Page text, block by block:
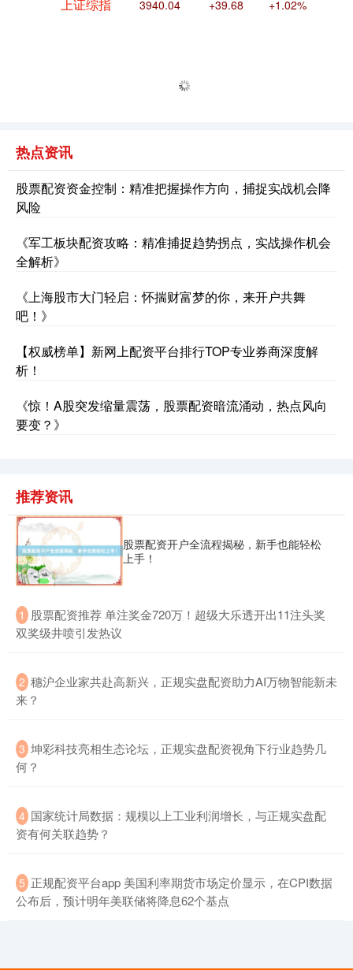
上证综指
深证成指 14311.01 +200.89 +1.42%
沪深300 4694.44 +43.13 +0.93%
北证50
基金指数
热点资讯
股票配资资金控制：精准把握操作方向，捕捉实战机会降
风险
《军工板块配资攻略：精准捕捉趋势拐点，实战操作机会
全解析》
《上海股市大门轻启：怀揣财富梦的你，来开户共舞
吧！》
【权威榜单】新网上配资平台排行TOP专业券商深度解
析！
《惊！A股突发缩量震荡，股票配资暗流涌动，热点风向
要变？》
推荐资讯
股票配资开户全流程揭秘，新手也能轻松
上手！
1 ​股票配资推荐 单注奖金720万！超级大乐透开出11注头奖
双奖级井喷引发热议
2 ​穗沪企业家共赴高新兴，正规实盘配资助力AI万物智能新未
来？
3 ​坤彩科技亮相生态论坛，正规实盘配资视角下行业趋势几
何？
4 ​国家统计局数据：规模以上工业利润增长，与正规实盘配
资有何关联趋势？
5 ​正规配资平台app 美国利率期货市场定价显示，在CPI数据
公布后，预计明年美联储将降息62个基点